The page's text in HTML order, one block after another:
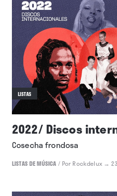
LISTAS
2022/ Discos
Cosecha frondosa
LISTAS DE MÚSICA / Por Rockdelux →